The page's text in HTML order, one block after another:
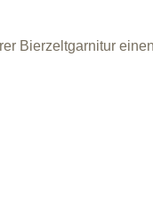
Bierzeltgarnitur